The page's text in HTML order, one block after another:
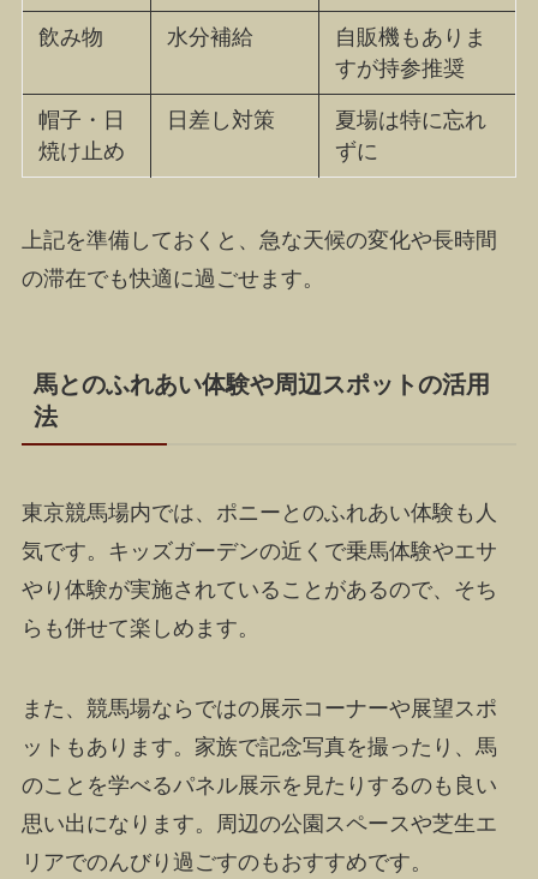
飲み物 水分補給
自販機もありま
すが持参推奨
帽子・日
焼け止め
日差し対策
夏場は特に忘れ
ずに
上記を準備しておくと、急な天候の変化や長時間
の滞在でも快適に過ごせます。
馬とのふれあい体験や周辺スポットの活用
法
東京競馬場内では、ポニーとのふれあい体験も人
気です。キッズガーデンの近くで乗馬体験やエサ
やり体験が実施されていることがあるので、そち
らも併せて楽しめます。
また、競馬場ならではの展示コーナーや展望スポ
ットもあります。家族で記念写真を撮ったり、馬
のことを学べるパネル展示を見たりするのも良い
思い出になります。周辺の公園スペースや芝生エ
リアでのんびり過ごすのもおすすめです。